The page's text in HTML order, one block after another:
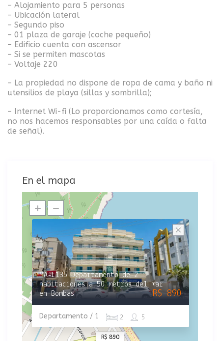
– Alojamiento para 5 personas
– Ubicación lateral
– Segundo piso
– 01 plaza de garaje (coche pequeño)
– Edificio cuenta con ascensor
– Si se permiten mascotas
– Voltaje 220
– La propiedad no dispone de ropa de cama y baño ni
utensilios de playa (sillas y sombrilla);
– Internet Wi-fi (Lo proporcionamos como cortesía,
no nos hacemos responsables por una caída o falta
de señal).
En el mapa
R$ 890
MA-L135 Departamento de 2
habitaciones a 50 metros del mar
en Bombas
Departamento / 1 5
2
R$ 890